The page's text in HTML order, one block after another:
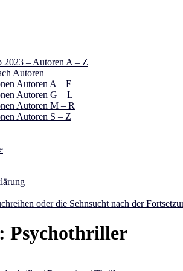
2023 – Autoren A – Z
Autoren
Autoren A – F
Autoren G – L
Autoren M – R
Autoren S – Z
oder die Sehnsucht nach der
Psychothriller